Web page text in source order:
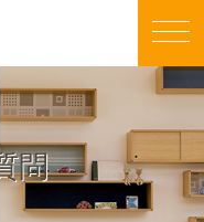
問
を行う当社にお任せください。
築工房のエコスハウス